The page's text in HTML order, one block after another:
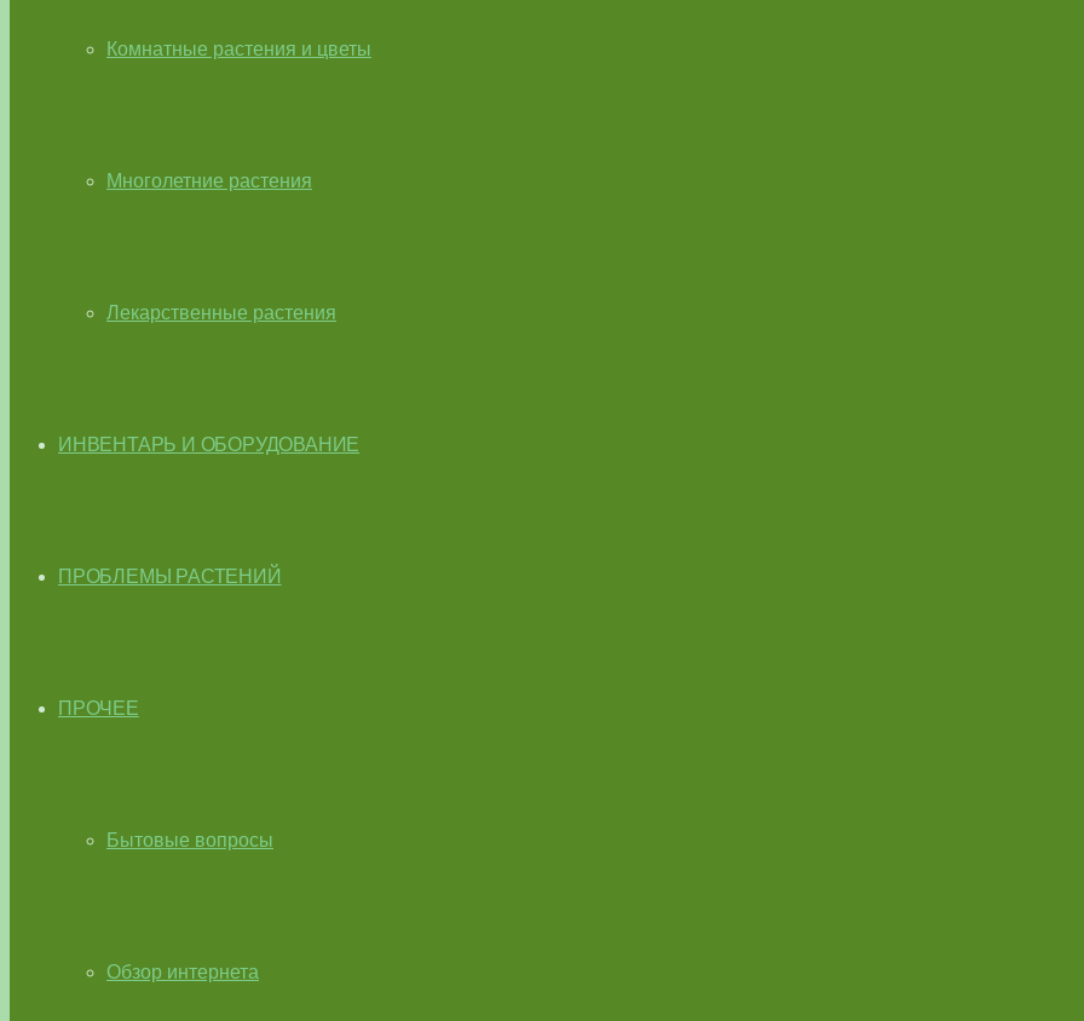
Комнатные растения и цветы
Многолетние растения
Лекарственные растения
ИНВЕНТАРЬ И ОБОРУДОВАНИЕ
ПРОБЛЕМЫ РАСТЕНИЙ
ПРОЧЕЕ
Бытовые вопросы
Обзор интернета